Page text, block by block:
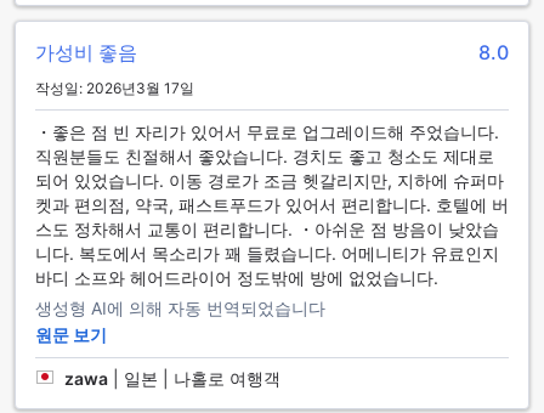
아시스 호텔
램블러 오아시스 호텔의 객실은 현대적인 편의시설로 가득 차
있어 고객님께 최상의 숙박 경험을 제공합니다. 각 객실에는 에
어컨이 설치되어 있어 언제든 쾌적한 실내 온도를 유지할 수 있
으며, 선명한 텔레비전과 위성/케이블 TV가 마련되어 있어 다
양한 엔터테인먼트 옵션을 즐기실 수 있습니다. 커피와 차 메이
커는 아침의 여유로운 시작을 도와드리며, 무료 생수와 냉장고
도 구비되어 있어 편리함을 더합니다. 또한, 욕실에는 세련된 세
면도구와 수건이 준비되어 있으며, 헤어 드라이어와 차단 커튼
이 있어 프라이버시와 편안함을 보장합니다. 별도의 거실 공간
이 마련되어 있어 가족이나 친구들과 함께 여유롭게 시간을 보
을 한층 더 특별하게 만들어 드립니다.
가성비 좋음 8.0
작성일: 2026년3월 17일
・좋은 점 빈 자리가 있어서 무료로 업그레이드해 주었습니다.
직원분들도 친절해서 좋았습니다. 경치도 좋고 청소도 제대로
되어 있었습니다. 이동 경로가 조금 헷갈리지만, 지하에 슈퍼마
켓과 편의점, 약국, 패스트푸드가 있어서 편리합니다. 호텔에 버
스도 정차해서 교통이 편리합니다. ・아쉬운 점 방음이 낮았습
니다. 복도에서 목소리가 꽤 들렸습니다. 어메니티가 유료인지
바디 소프와 헤어드라이어 정도밖에 방에 없었습니다.
생성형 AI에 의해 자동 번역되었습니다
원문 보기
zawa 일본 | 나홀로 여행객